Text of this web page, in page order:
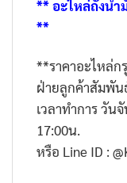
** อะไหล่ถังน้
**
**ราคาอะไหล่
ฝ่ายลูกค้าสัมพัน
เวลาทำการ วัน
17:00น.
หรือ Line ID :